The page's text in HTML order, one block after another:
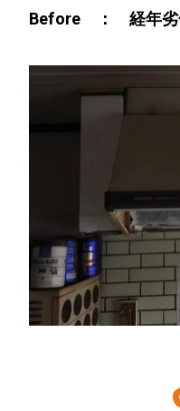
Before ： 経年劣